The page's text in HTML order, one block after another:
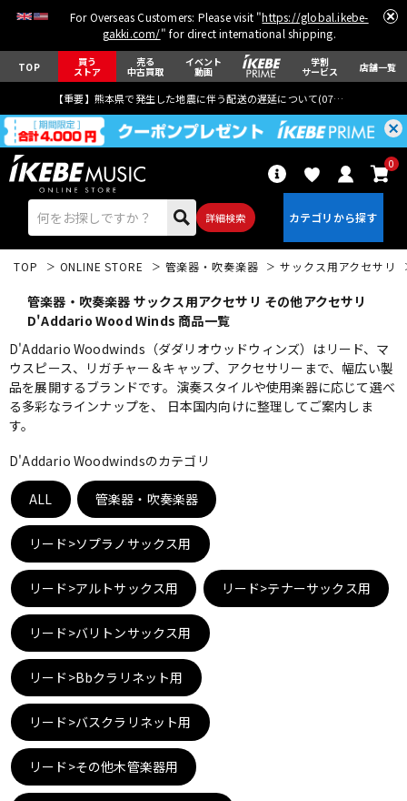
For Overseas Customers: Please visit "https://global.ikebe-
gakki.com/" for direct international shipping.
TOP 買う
ストア
売る
中古買取
イベント
動画
学割
サービス 店舗一覧
【重要】熊本県で発生した地震に伴う配送の遅延について(07月29日
詳細検索
0
エレキギター アコギ/エレアコ
ドラム
キーボード
管楽器
アンプ
DJ機器
TOP ONLINE STORE 管楽器・吹奏楽器 サックス用アクセサリ
管楽器・吹奏楽器 サックス用アクセサリ その他アクセサリ
D'Addario Wood Winds 商品一覧
D'Addario Woodwinds（ダダリオウッドウィンズ）はリード、マ
ウスピース、リガチャー＆キャップ、アクセサリーまで、幅広い製
品を展開するブランドです。演奏スタイルや使用楽器に応じて選べ
る多彩なラインナップを、 日本国内向けに整理してご案内しま
す。
D'Addario Woodwindsのカテゴリ
ALL 管楽器・吹奏楽器
リード>ソプラノサックス用
リード>アルトサックス用 リード>テナーサックス用
リード>バリトンサックス用
リード>Bbクラリネット用
リード>バスクラリネット用
リード>その他木管楽器用